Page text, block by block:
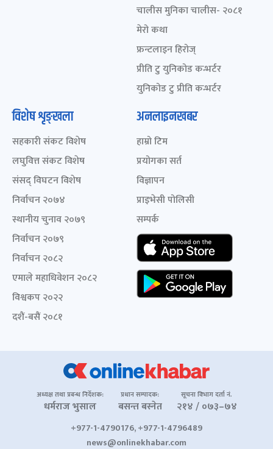
चालीस मुनिका चालीस- २०८१
मेरो कथा
फ्रन्टलाइन हिरोज्
प्रीति टु युनिकोड कन्भर्टर
युनिकोड टु प्रीति कन्भर्टर
विशेष शृङ्खला
सहकारी संकट विशेष
लघुवित्त संकट विशेष
संसद् विघटन विशेष
निर्वाचन २०७४
स्थानीय चुनाव २०७९
निर्वाचन २०७९
निर्वाचन २०८२
एमाले महाधिवेशन २०८२
विश्वकप २०२२
दशैं-बसैं २०८१
अनलाइनखबर
हाम्रो टिम
प्रयोगका सर्त
विज्ञापन
प्राइभेसी पोलिसी
सम्पर्क
अध्यक्ष तथा प्रबन्ध निर्देशक:
धर्मराज भुसाल
प्रधान सम्पादक:
बसन्त बस्नेत
सूचना विभाग दर्ता नं.
२१४ / ०७३–७४
+977-1-4790176, +977-1-4796489
news@onlinekhabar.com